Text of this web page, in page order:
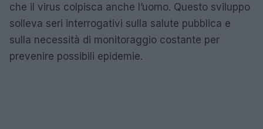
che il virus colpisca anche l’uomo. Questo sviluppo
solleva seri interrogativi sulla salute pubblica e
sulla necessità di monitoraggio costante per
prevenire possibili epidemie.